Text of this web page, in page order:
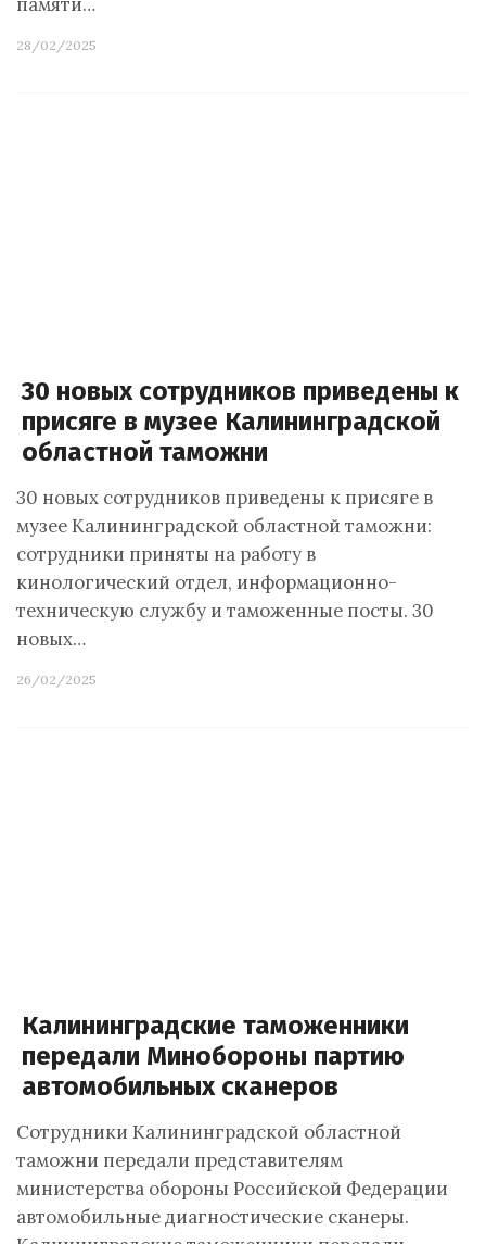
28/02/2025
30 новых сотрудников приведены к
присяге в музее Калининградской
областной таможни
30 новых сотрудников приведены к присяге в
музее Калининградской областной таможни:
сотрудники приняты на работу в
кинологический отдел, информационно-
техническую службу и таможенные посты. 30
новых…
26/02/2025
Калининградские таможенники
передали Минобороны партию
автомобильных сканеров
Сотрудники Калининградской областной
таможни передали представителям
министерства обороны Российской Федерации
автомобильные диагностические сканеры.